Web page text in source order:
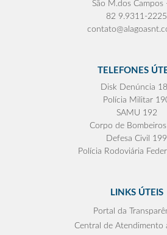
São M.dos Campos
82 9.9311-2225
TELEFONES
Disk Denúncia
Polícia Militar
SAMU 192
Corpo de
Defesa Civil 199
Polícia Rodoviária
LINKS ÚTEIS
Portal da
Central de Atendimento